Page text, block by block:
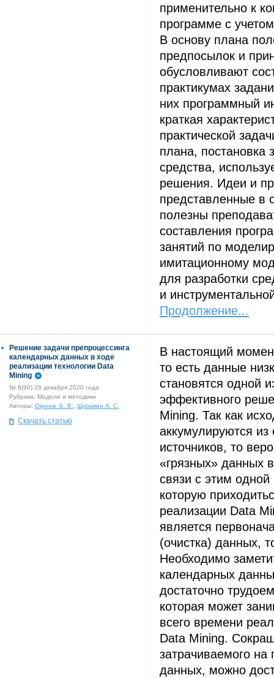
применительно к
программе с
В основу плана
предпосылок и
обусловливают
практикумах
них программный
краткая
практической
плана, постановка
средства,
решения. Идеи и
представленные в
полезны
составления
занятий по
имитационному
для разработки
и
Продолжение...
Решение задачи препроцессинга
календарных данных в ходе
реализации технологии Data
Mining
№ 6(90) 28 декабря 2020 года
Рубрика: Модели и методики
Авторы: Окунев Б. В., Шурыкин А. С.
Скачать статью
В настоящий
то есть данные
становятся одной
эффективного
Mining. Так как
аккумулируются
источников, то
«грязных» данных
связи с этим
которую
реализации Data
является
(очистка) данных,
Необходимо
календарных
достаточно
которая может
всего времени
Data Mining.
затрачиваемого на
данных, можно